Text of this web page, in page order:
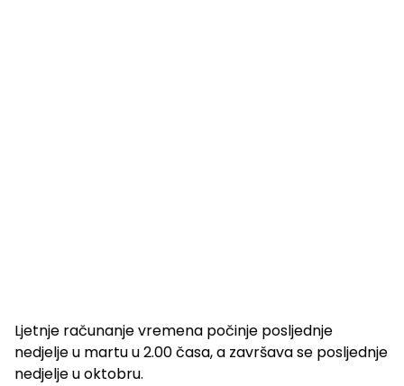
Ljetnje računanje vremena počinje posljednje
nedjelje u martu u 2.00 časa, a završava se posljednje
nedjelje u oktobru.